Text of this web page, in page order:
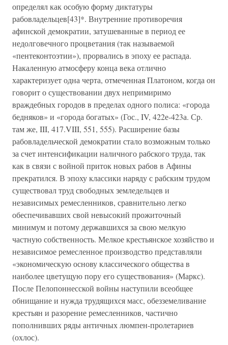
определял как особую форму диктатуры
рабовладельцев[43]*. Внутренние противоречия
афинской демократии, затушеванные в период ее
недолговечного процветания (так называемой
«пентеконтоэтии»), прорвались в эпоху ее распада.
Накаленную атмосферу конца века отлично
характеризует одна черта, отмеченная Платоном, когда он
говорит о существовании двух непримиримо
враждебных городов в пределах одного полиса: «города
бедняков» и «города богатых» (Гос., IV, 422е-423а. Ср.
там же, III, 417.VIII, 551, 555). Расширение базы
рабовладельческой демократии стало возможным только
за счет интенсификации наличного рабского труда, так
как в связи с войной приток новых рабов в Афины
прекратился. В эпоху классики наряду с рабским трудом
существовал труд свободных земледельцев и
независимых ремесленников, сравнительно легко
обеспечивавших свой невысокий прожиточный
минимум и потому державшихся за свою мелкую
частную собственность. Мелкое крестьянское хозяйство и
независимое ремесленное производство представляли
«экономическую основу классического общества в
наиболее цветущую пору его существования» (Маркс).
После Пелопоннесской войны наступили всеобщее
обнищание и нужда трудящихся масс, обезземеливание
крестьян и разорение ремесленников, частично
пополнивших ряды античных люмпен-пролетариев
(охлос).